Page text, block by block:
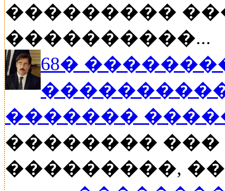
���������
����������...
68�
�������
��������
���������,